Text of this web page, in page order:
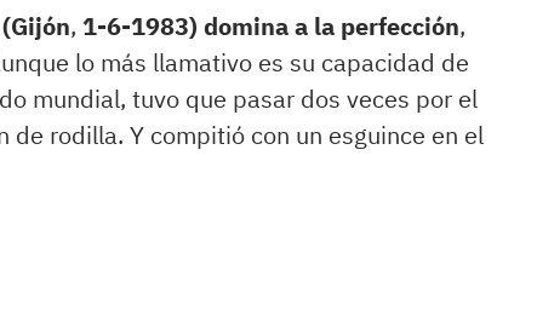
, 1-6-1983) domina a la perfección,
lo más llamativo es su capacidad de
mundial, tuvo que pasar dos veces por el
rodilla. Y compitió con un esguince en el